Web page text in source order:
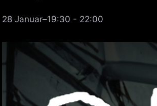
28 Januar–19:30 - 22:00